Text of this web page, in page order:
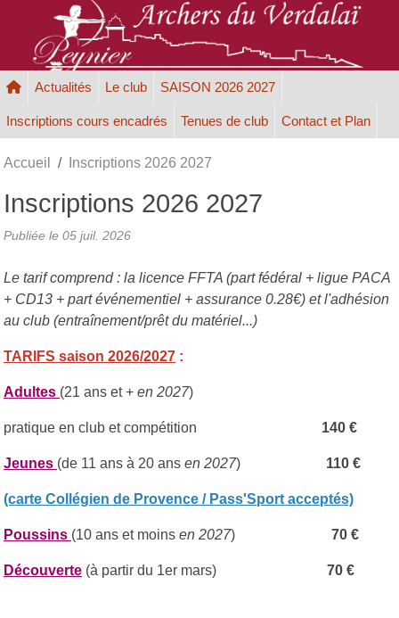
Actualités Le club SAISON 2026 2027
Inscriptions cours encadrés Tenues de club Contact et Plan
Accueil Inscriptions 2026 2027
Inscriptions 2026 2027
Publiée le 05 juil. 2026
Le tarif comprend : la licence FFTA (part fédéral + ligue PACA
+ CD13 + part événementiel + assurance 0.28€) et l'adhésion
au club (entraînement/prêt du matériel...)
TARIFS saison 2026/2027 :
Adultes (21 ans et + en 2027)
pratique en club et compétition 140 €
Jeunes (de 11 ans à 20 ans en 2027) 110 €
(carte Collégien de Provence / Pass'Sport acceptés)
Poussins (10 ans et moins en 2027) 70 €
Découverte (à partir du 1er mars) 70 €
Panneau de gestion des cookies